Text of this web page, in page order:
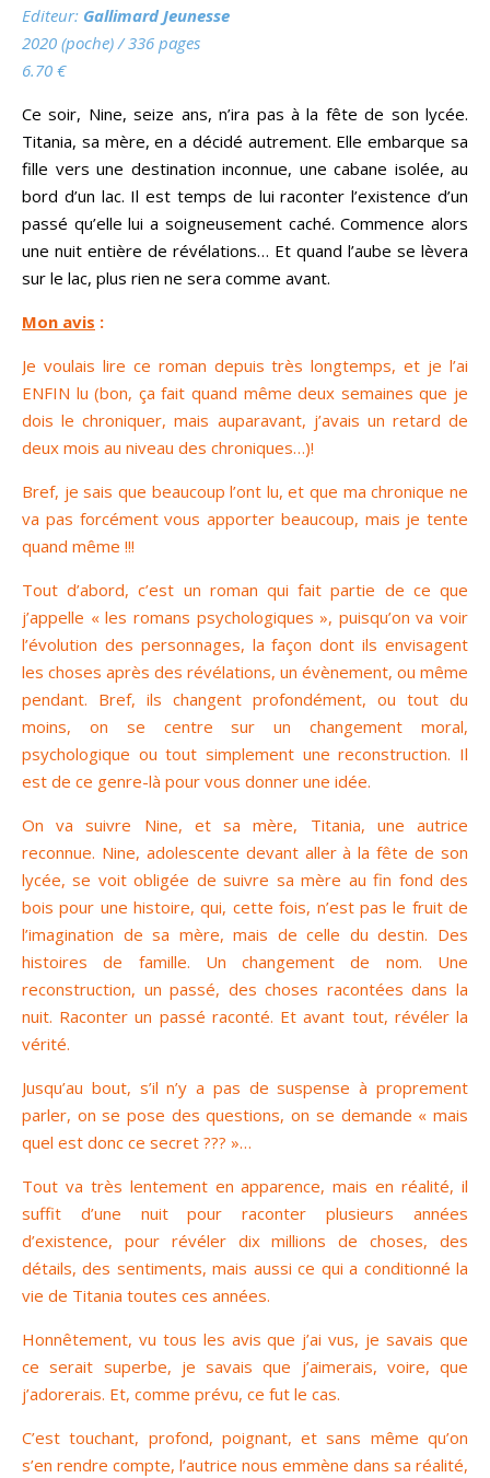
Editeur: Gallimard Jeunesse
2020 (poche) / 336 pages
6.70 €
Ce soir, Nine, seize ans, n’ira pas à la fête de son lycée.
Titania, sa mère, en a décidé autrement. Elle embarque sa
fille vers une destination inconnue, une cabane isolée, au
bord d’un lac. Il est temps de lui raconter l’existence d’un
passé qu’elle lui a soigneusement caché. Commence alors
une nuit entière de révélations… Et quand l’aube se lèvera
sur le lac, plus rien ne sera comme avant.
Mon avis :
Je voulais lire ce roman depuis très longtemps, et je l’ai
ENFIN lu (bon, ça fait quand même deux semaines que je
dois le chroniquer, mais auparavant, j’avais un retard de
deux mois au niveau des chroniques…)!
Bref, je sais que beaucoup l’ont lu, et que ma chronique ne
va pas forcément vous apporter beaucoup, mais je tente
quand même !!!
Tout d’abord, c’est un roman qui fait partie de ce que
j’appelle « les romans psychologiques », puisqu’on va voir
l’évolution des personnages, la façon dont ils envisagent
les choses après des révélations, un évènement, ou même
pendant. Bref, ils changent profondément, ou tout du
moins, on se centre sur un changement moral,
psychologique ou tout simplement une reconstruction. Il
est de ce genre-là pour vous donner une idée.
On va suivre Nine, et sa mère, Titania, une autrice
reconnue. Nine, adolescente devant aller à la fête de son
lycée, se voit obligée de suivre sa mère au fin fond des
bois pour une histoire, qui, cette fois, n’est pas le fruit de
l’imagination de sa mère, mais de celle du destin. Des
histoires de famille. Un changement de nom. Une
reconstruction, un passé, des choses racontées dans la
nuit. Raconter un passé raconté. Et avant tout, révéler la
vérité.
Jusqu’au bout, s’il n’y a pas de suspense à proprement
parler, on se pose des questions, on se demande « mais
quel est donc ce secret ??? »…
Tout va très lentement en apparence, mais en réalité, il
suffit d’une nuit pour raconter plusieurs années
d’existence, pour révéler dix millions de choses, des
détails, des sentiments, mais aussi ce qui a conditionné la
vie de Titania toutes ces années.
Honnêtement, vu tous les avis que j’ai vus, je savais que
ce serait superbe, je savais que j’aimerais, voire, que
j’adorerais. Et, comme prévu, ce fut le cas.
C’est touchant, profond, poignant, et sans même qu’on
s’en rendre compte, l’autrice nous emmène dans sa réalité,